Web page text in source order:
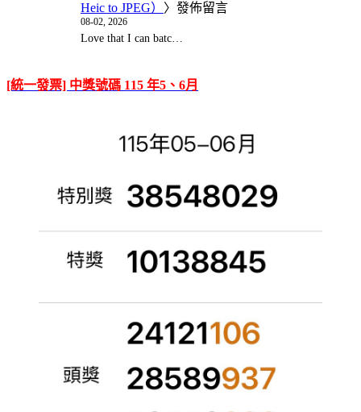
Heic to JPEG） 〉發佈留言
08-02, 2026
Love that I can batc…
[統一發票] 中獎號碼 115 年5、6月